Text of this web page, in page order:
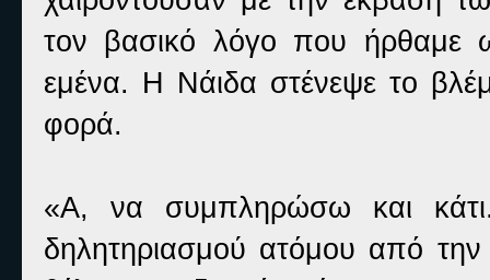
τον βασικό λόγο που ήρθαμε
εμένα. Η Νάιδα στένεψε το
φορά.
«Α, να συμπληρώσω και
δηλητηριασμού ατόμου από